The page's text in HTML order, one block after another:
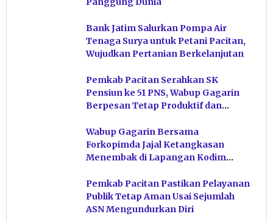
Bank Jatim Salurkan Pompa Air
Tenaga Surya untuk Petani Pacitan,
Wujudkan Pertanian Berkelanjutan
Pemkab Pacitan Serahkan SK
Pensiun ke 51 PNS, Wabup Gagarin
Berpesan Tetap Produktif dan
Wabup Gagarin Bersama
Forkopimda Jajal Ketangkasan
Menembak di Lapangan Kodim
Pemkab Pacitan Pastikan Pelayanan
Publik Tetap Aman Usai Sejumlah
ASN Mengundurkan Diri